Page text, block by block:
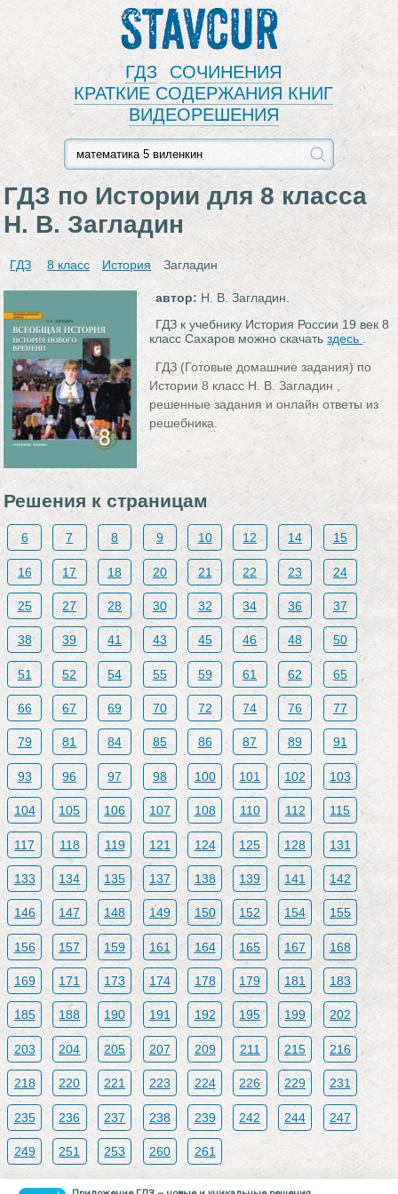
Stavcur
ГДЗ
СОЧИНЕНИЯ
КРАТКИЕ СОДЕРЖАНИЯ КНИГ
ВИДЕОРЕШЕНИЯ
ГДЗ по Истории для 8 класса
Н. В. Загладин
ГДЗ 8 класс История Загладин
автор: Н. В. Загладин.
ГДЗ к учебнику История России 19 век 8
класс Сахаров можно скачатьздесь
ГДЗ (Готовые домашние задания) по
Истории 8 класс Н. В. Загладин ,
решенные задания и онлайн ответы из
решебника.
Решения к страницам
6 7 8 9 10 12 14 15
16 17 18 20 21 22 23 24
25 27 28 30 32 34 36 37
38 39 41 43 45 46 48 50
51 52 54 55 59 61 62 65
66 67 69 70 72 74 76 77
79 81 84 85 86 87 89 91
93 96 97 98 100 101 102 103
104 105 106 107 108 110 112 115
117 118 119 121 124 125 128 131
133 134 135 137 138 139 141 142
146 147 148 149 150 152 154 155
156 157 159 161 164 165 167 168
169 171 173 174 178 179 181 183
185 188 190 191 192 195 199 202
203 204 205 207 209 211 215 216
218 220 221 223 224 226 229 231
235 236 237 238 239 242 244 247
249 251 253 260 261